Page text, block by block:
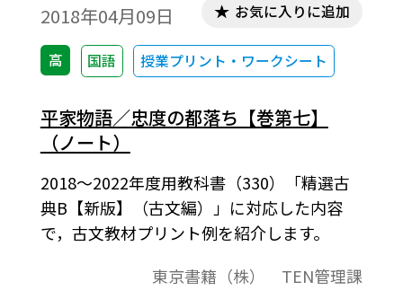
2018年04月09日
高 国語 授業プリント・ワークシート
お気に入りに追加
平家物語／忠度の都落ち【巻第七】
（ノート）
2018～2022年度用教科書（330）「精選古
典B【新版】（古文編）」に対応した内容
で，古文教材プリント例を紹介します。
東京書籍（株） TEN管理課